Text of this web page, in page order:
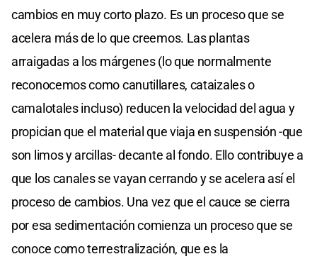
cambios en muy corto plazo. Es un proceso que se
acelera más de lo que creemos. Las plantas
arraigadas a los márgenes (lo que normalmente
reconocemos como canutillares, cataizales o
camalotales incluso) reducen la velocidad del agua y
propician que el material que viaja en suspensión -que
son limos y arcillas- decante al fondo. Ello contribuye a
que los canales se vayan cerrando y se acelera así el
proceso de cambios. Una vez que el cauce se cierra
por esa sedimentación comienza un proceso que se
conoce como terrestralización, que es la